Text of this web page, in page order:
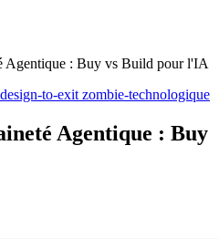
Agentique : Buy vs Build pour l'IA
design-to-exit zombie-technologique
Agentique : Buy